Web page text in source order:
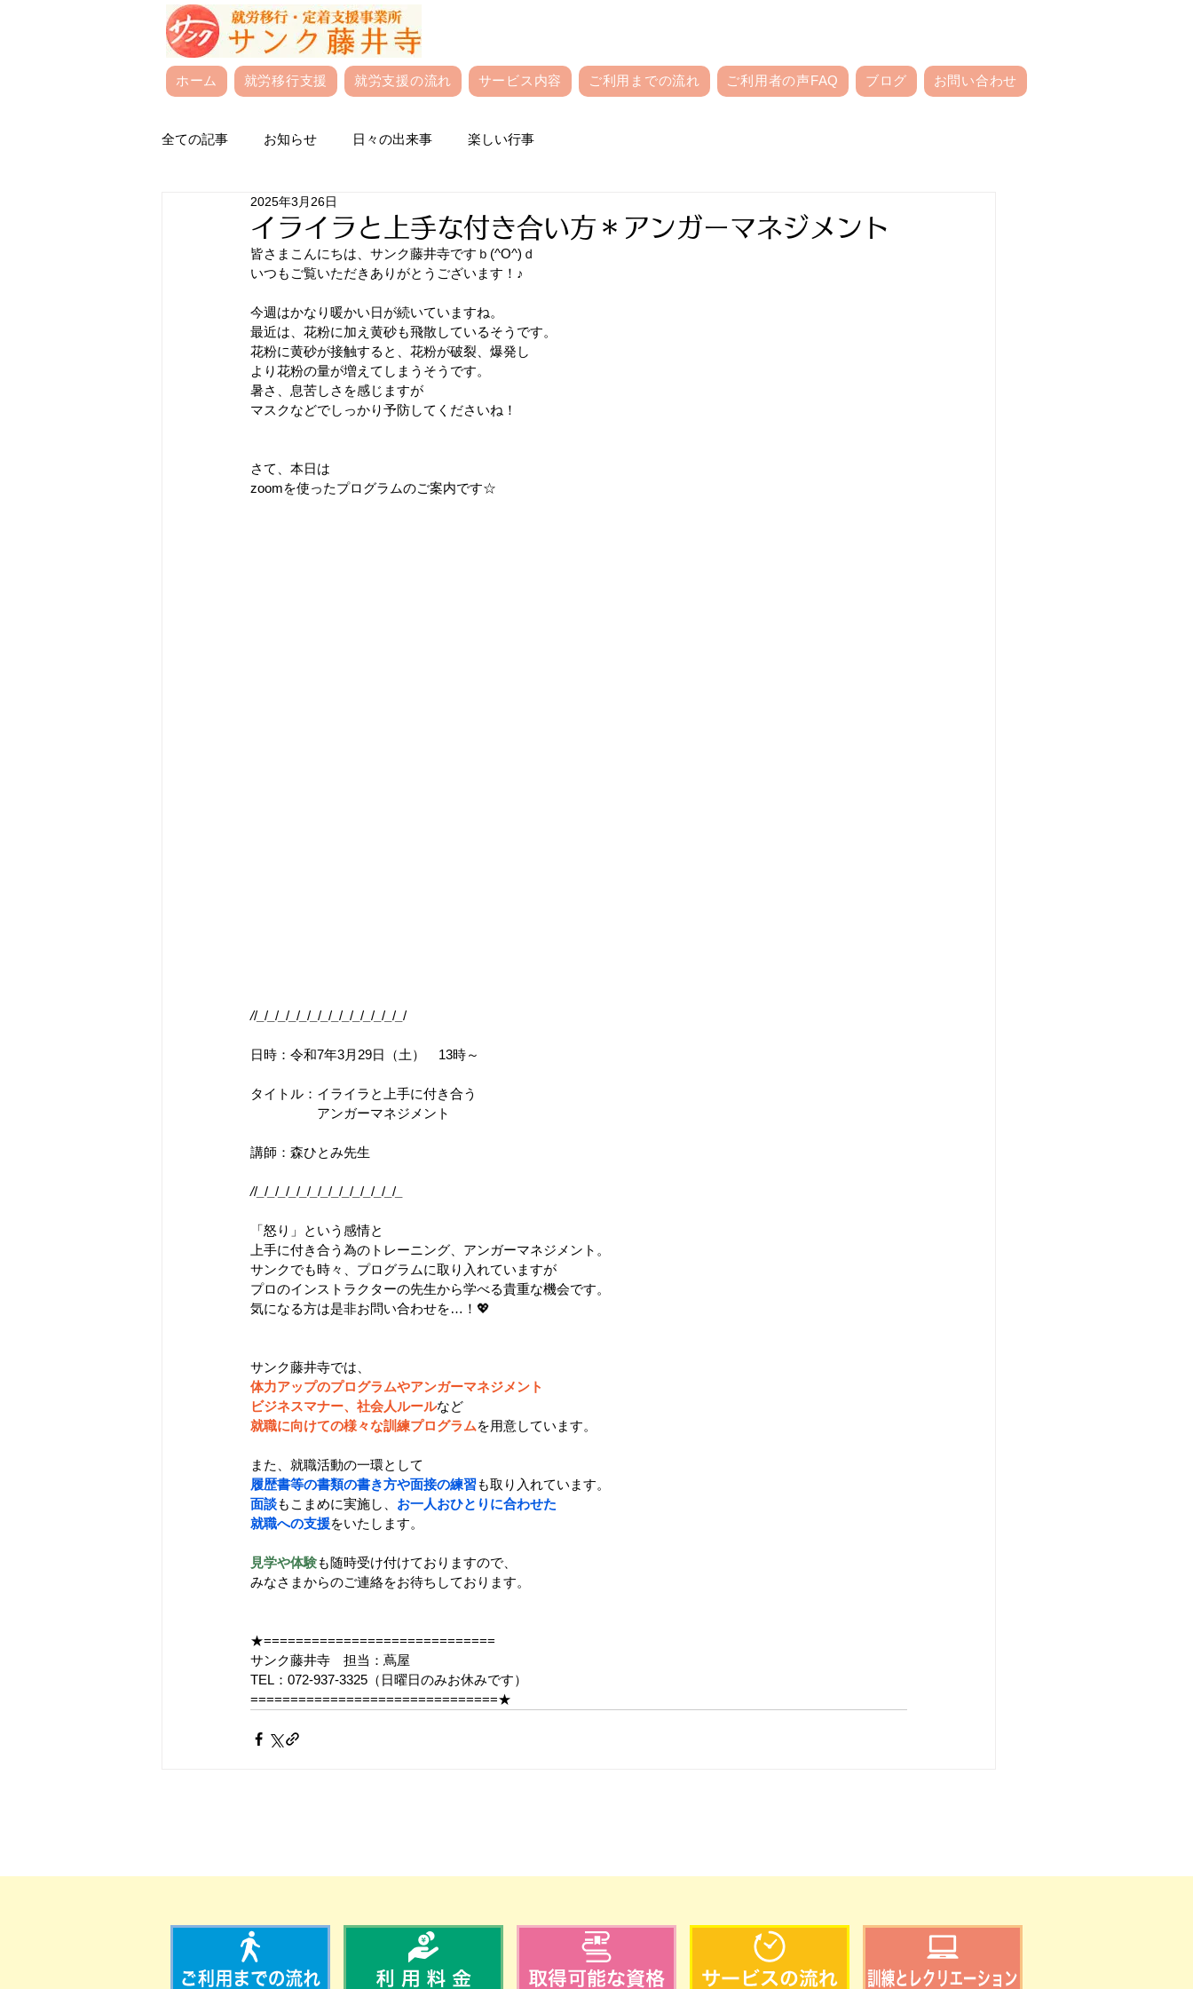
ホーム 就労移行支援 就労支援の流れ サービス内容 ご利用までの流れ ご利用者の声FAQ ブログ お問い合わせ
全ての記事 お知らせ 日々の出来事 楽しい行事
イライラと上手な付き合い方＊アンガーマネジメント
2025年3月26日
皆さまこんにちは、サンク藤井寺ですｂ(^O^)ｄ
いつもご覧いただきありがとうございます！♪
今週はかなり暖かい日が続いていますね。
最近は、花粉に加え黄砂も飛散しているそうです。
花粉に黄砂が接触すると、花粉が破裂、爆発し
より花粉の量が増えてしまうそうです。
暑さ、息苦しさを感じますが
マスクなどでしっかり予防してくださいね！
さて、本日は
zoomを使ったプログラムのご案内です☆
// / / / / / / / / / / / / / /
日時：令和7年3月29日（土）　13時～
タイトル：イライラと上手に付き合う
アンガーマネジメント
講師：森ひとみ先生
// / / / / / / / / / / / / /
「怒り」という感情と
上手に付き合う為のトレーニング、アンガーマネジメント。
サンクでも時々、プログラムに取り入れていますが
プロのインストラクターの先生から学べる貴重な機会です。
気になる方は是非お問い合わせを…！💖
サンク藤井寺では、
体力アップのプログラムやアンガーマネジメント
ビジネスマナー、社会人ルールなど
就職に向けての様々な訓練プログラムを用意しています。
また、就職活動の一環として
履歴書等の書類の書き方や面接の練習も取り入れています。
面談もこまめに実施し、 お一人おひとりに合わせた
就職への支援をいたします。
見学や体験も随時受け付けておりますので、
みなさまからのご連絡をお待ちしております。
★=============================
サンク藤井寺　担当：蔦屋
TEL：072-937-3325（日曜日のみお休みです）
===============================★